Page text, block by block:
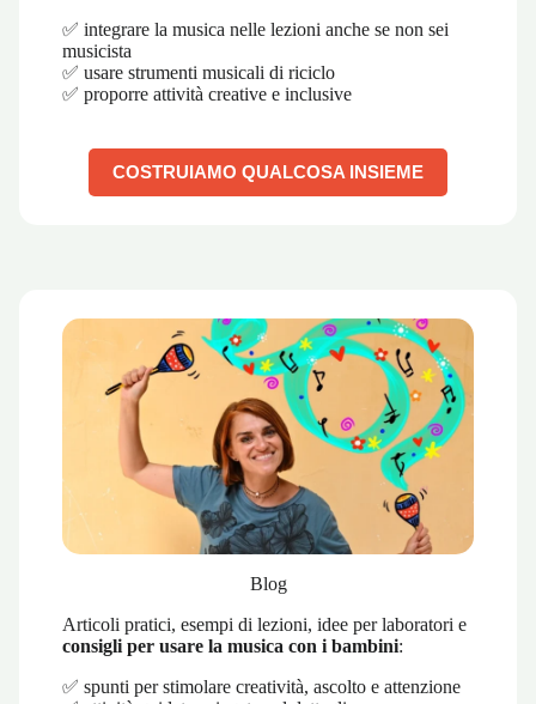
✅ integrare la musica nelle lezioni anche se non sei
musicista
✅ usare strumenti musicali di riciclo
✅ proporre attività creative e inclusive
COSTRUIAMO QUALCOSA INSIEME
Blog
Articoli pratici, esempi di lezioni, idee per laboratori e
consigli per usare la musica con i bambini:
✅ spunti per stimolare creatività, ascolto e attenzione